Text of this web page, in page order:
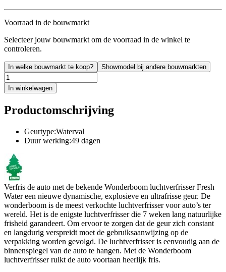
Voorraad in de bouwmarkt
Selecteer jouw bouwmarkt om de voorraad in de winkel te
controleren.
In welke bouwmarkt te koop? Showmodel bij andere bouwmarkten
In winkelwagen
Productomschrijving
Geurtype:Waterval
Duur werking:49 dagen
Verfris de auto met de bekende Wonderboom luchtverfrisser Fresh
Water een nieuwe dynamische, explosieve en ultrafrisse geur. De
wonderboom is de meest verkochte luchtverfrisser voor auto’s ter
wereld. Het is de enigste luchtverfrisser die 7 weken lang natuurlijke
frisheid garandeert. Om ervoor te zorgen dat de geur zich constant
en langdurig verspreidt moet de gebruiksaanwijzing op de
verpakking worden gevolgd. De luchtverfrisser is eenvoudig aan de
binnenspiegel van de auto te hangen. Met de Wonderboom
luchtverfrisser ruikt de auto voortaan heerlijk fris.